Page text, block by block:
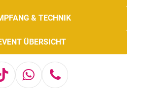
& TECHNIK
ÜBERSICHT
TiktokWhatsapp
Telefon